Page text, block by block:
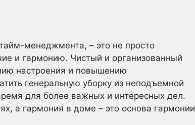
менеджмента, – это не просто
и гармонию. Чистый и организованный
настроения и повышению
генеральную уборку из неподъемной
для более важных и интересных дел.
а гармония в доме – это основа гармонии